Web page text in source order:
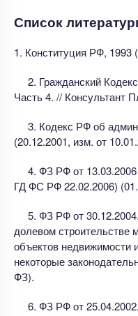
Список
1. Конституция РФ, 1993
2. Гражданский
Часть 4. // Консультант
3. Кодекс РФ об
(20.12.2001, изм. от
4. ФЗ РФ от
ГД ФС РФ 22.02.2006)
5. ФЗ РФ от
долевом строительстве
объектов недвижимости
некоторые
ФЗ).
6. ФЗ РФ от